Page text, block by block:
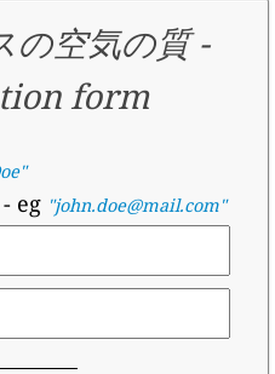
の空気の質-
form
- eg "john.doe@mail.com"